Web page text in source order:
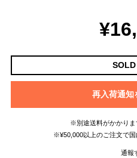
再入荷通知
※別途送料がかかりま
※¥50,000以上のご注文で国
通報